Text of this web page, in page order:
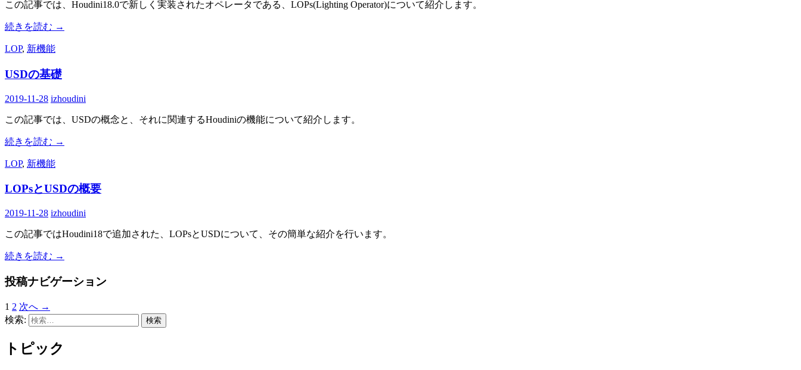
この記事では、Houdini18.0で新しく実装されたオペレータである、LOPs(Lighting Operator)について紹介します。
続きを読む →
LOP, 新機能
USDの基礎
2019-11-28 izhoudini
この記事では、USDの概念と、それに関連するHoudiniの機能について紹介します。
続きを読む →
LOP, 新機能
LOPsとUSDの概要
2019-11-28 izhoudini
この記事ではHoudini18で追加された、LOPsとUSDについて、その簡単な紹介を行います。
続きを読む →
投稿ナビゲーション
1 2 次へ →
検索:
トピック